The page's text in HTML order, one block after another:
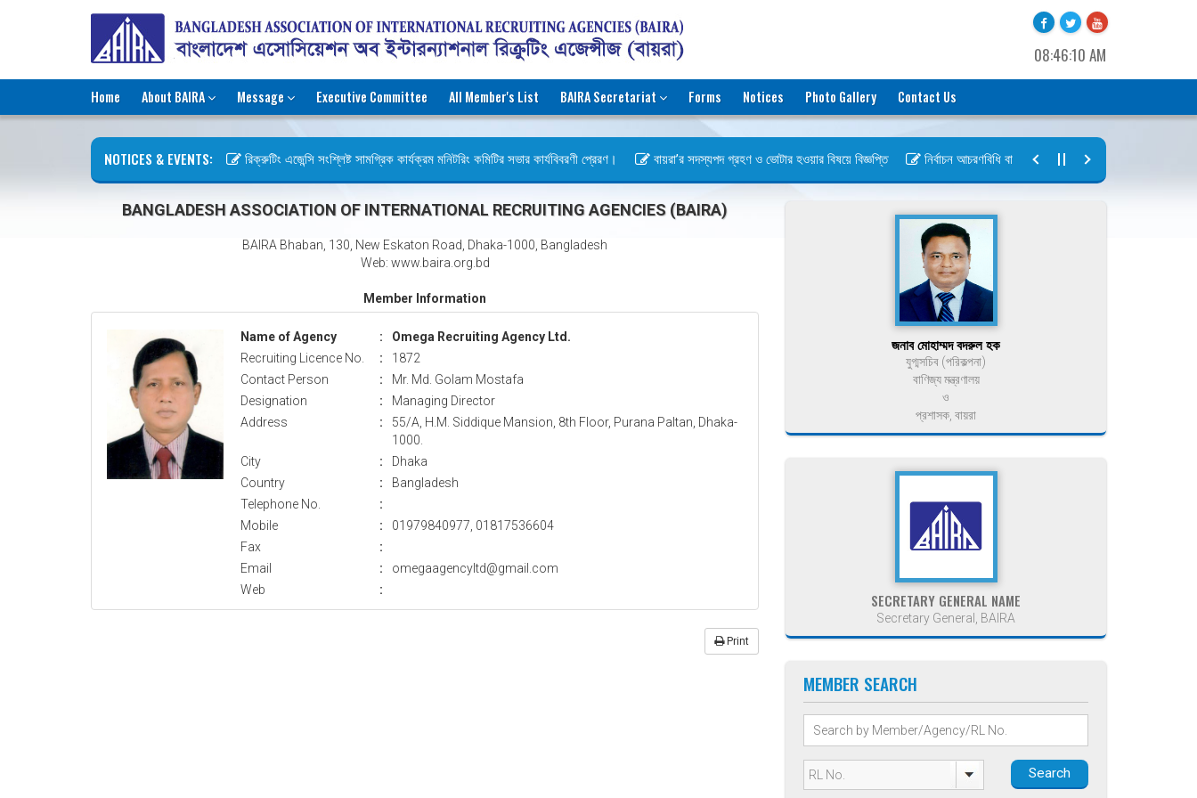
08:46:10 AM
Home About BAIRA Message Executive Committee All Member's List BAIRA Secretariat Forms Notices Photo Gallery Contact Us
NOTICES & EVENTS: রিক্রুটিং এজেন্সি সংশ্লিষ্ট সামগ্রিক কার্যক্রম মনিটরিং কমিটির সভার কার্যবিবরণী প্রেরণ। বায়রা’র সদস্যপদ গ্রহণ ও ভোটার হওয়ার বিষয়ে বিজ্ঞপ্তি নির্বাচন আচরণবিধি বায়রা ২০২৬-২০২৮
BANGLADESH ASSOCIATION OF INTERNATIONAL RECRUITING AGENCIES (BAIRA)
BAIRA Bhaban, 130, New Eskaton Road, Dhaka-1000, Bangladesh
Web: www.baira.org.bd
Member Information
Name of Agency :
Omega Recruiting Agency Ltd.
Recruiting Licence No.
:
1872
Contact Person
:
Mr. Md. Golam Mostafa
Designation
:
Managing Director
Address
:
55/A, H.M. Siddique Mansion, 8th Floor, Purana Paltan, Dhaka-
1000.
City
:
Dhaka
Country
:
Bangladesh
Telephone No.
:
Mobile
:
01979840977, 01817536604
Fax
:
Email
:
omegaagencyltd@gmail.com
Web
:
Print
জনাব মোহাম্মদ বদরুল হক
যুগ্মসচিব (পরিকল্পনা)
বাণিজ্য মন্ত্রণালয়
ও
প্রশাসক, বায়রা
SECRETARY GENERAL NAME
Secretary General, BAIRA
MEMBER SEARCH
Search